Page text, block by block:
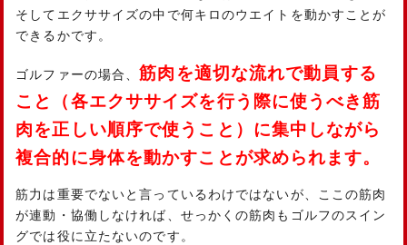
そしてエクササイズの中で何キロのウエイトを動かすことが
できるかです。
ゴルファーの場合、筋肉を適切な流れで動員する
こと（各エクササイズを行う際に使うべき筋
肉を正しい順序で使うこと）に集中しながら
複合的に身体を動かすことが求められます。
筋力は重要でないと言っているわけではないが、ここの筋肉
が連動・協働しなければ、せっかくの筋肉もゴルフのスイン
グでは役に立たないのです。